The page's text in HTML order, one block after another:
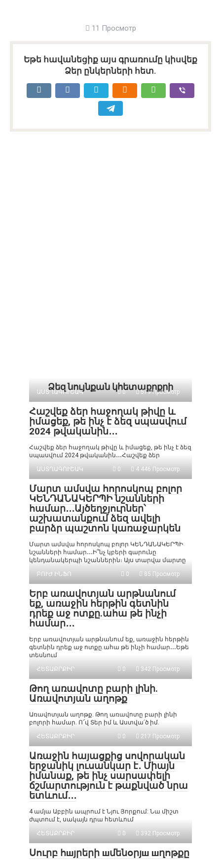
11 Просмотр
Եթե հավանեցիք այս գրառումը կիսվեք
Ձեր ընկերների հետ.
Ձեզ նույնքան կհետաքրքրի
ԱՍՏՂԱԳՈՒՇԱԿ 0 579 Просмотр
Հաշվեք ձեր հաջողակ թիվը և
իմացեք, թե ինչ է ձեզ սպասվում
2024 թվականին․․․
Հաշվեք ձեր հաջողակ թիվը և իմացեք, թե ինչ է ձեզ
սպասվում 2024 թվականին․․․Հաշվեք ձեր
ԱՍՏՂԱԳՈՒՇԱԿ
0 4 446 Просмотр
Մարտ ամսվա հորոսկոպ բոլոր
ԿԵՆԴԱՆԱԿԵՐՊԻ նշանների
համար․․․Այծեղջյուրներ՝
աշխատանքում ձեզ ավելի
բարձր պաշտոն կառաջարկեն
Մարտ ամսվա հորոսկոպ բոլոր ԿԵՆԴԱՆԱԿԵՐՊԻ
նշանների համար․․․Ի՞նչ կբերի գարունը
կենդանակերպի նշաններին։ Այս տարվա մարտը
ԲՈՒԺ ԻՆՖՈ
0 85 Просмотр
Երբ առավոտյան արթնանում
եք, առաջին հերթին գետնին
դրեք աջ ոտքը.ահա թե ինչի
համար․․․
Երբ առավոտյան արթնանում եք, առաջին հերթին
գետնին դրեք աջ ոտքը.ահա թե ինչի համար․․․Եթե
տեսնում
ՀԵՏԱՔՐՔԻՐ
0 342 Просмотр
Թող առավոտը բարի լինի.
Առավոտյան աղոթք
Առավոտյան աղոթք. Թող առավոտը բարի լինի
բոլորի համար. Ո՜վ Տեր իմ և Աստվա՛ծ իմ.
ՀԵՏԱՔՐՔԻՐ
0 217 Просмотр
Առաջին հայացքից սովորական
երջանիկ լուսանկար է․ Միայն
իմանաք, թե ինչ սարսափելի
ճշմարտություն է թաքնված նրա
ետևում․․․
4 ամյա Աբբին ապրում է Նյու Յորքում: Նա միշտ
ժպտում է, սակայն դրա հետևում
ՀԵՏԱՔՐՔԻՐ
0 392 Просмотр
Սուրբ հшյրերի шմենօրյш шղոթքը